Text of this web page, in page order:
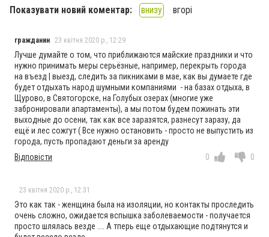
Показувати новий коментар: внизу вгорі
гражданин 23 квітня 2020 р., 12:29
Лучше думайте о том, что приближаются майские праздники и что
нужно принимать меры серьёзные, например, перекрыть города
на въезд | выезд, следить за пикниками в мае, как вы думаете где
будет отдыхать народ шумными компаниями - на базах отдыха, в
Щурово, в Святогорске, на Голубых озерах (многие уже
забронировали апартаменты), а мы потом будем пожинать эти
выходные до осени, так как все заразятся, разнесут заразу, да
ещё и лес сожгут ( Все нужно остановить - просто не выпустить из
города, пусть пропадают деньги за аренду
Відповісти
0 0
23 квітня 2020 р., 12:31
Это как так - женщина была на изоляции, но контакты проследить
очень сложно, ожидается вспышка заболеваемости - получается
просто шлялась везде .... А тперь еще отдыхающие подтянутся и